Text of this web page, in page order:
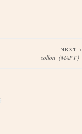
NEXT >
collon（MAP F）